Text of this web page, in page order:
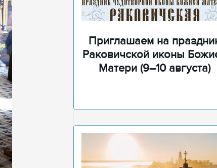
Приглашаем на
Раковичской иконы
Матери (9–10 августа)